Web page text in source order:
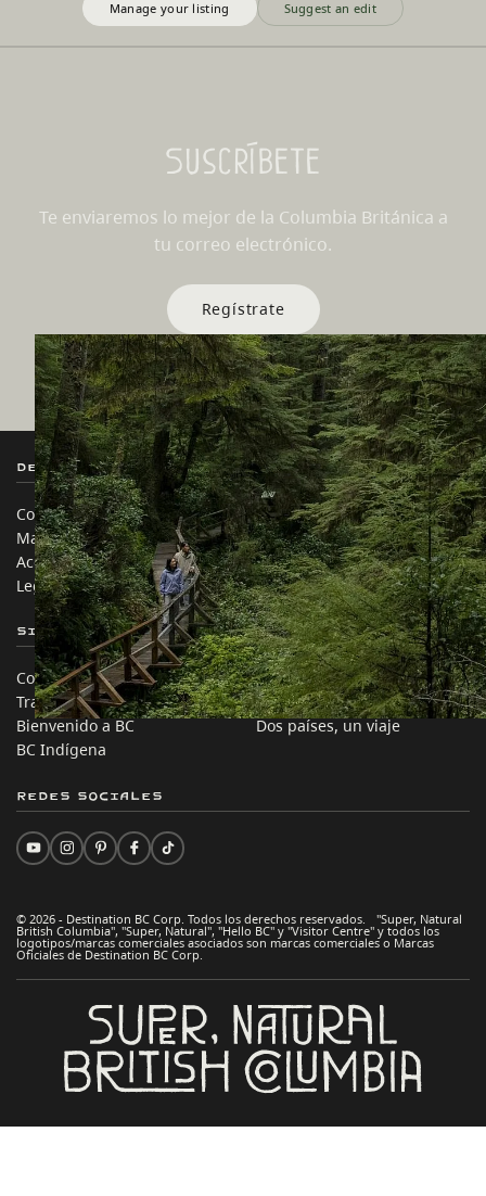
Manage your listing Suggest an edit
Suscríbete
Te enviaremos lo mejor de la Columbia Británica a
tu correo electrónico.
Regístrate
Destination BC
Contáctanos
Mapa del sitio
Acerca de
Legal y Políticas
Nuestros Sitios
Industria de Viajes
Medios
Corporativo
简体中文 – China
Sitios de Socios
Comercio e Inversión BC
Trabaja en BC
Bienvenido a BC
BC Indígena
En este sitio
Ideas de viaje
Consejos Prácticos
Dos países, un viaje
© 2026 - Destination BC Corp. Todos los derechos reservados. "Super, Natural
British Columbia", "Super, Natural", "Hello BC" y "Visitor Centre" y todos los
logotipos/marcas comerciales asociados son marcas comerciales o Marcas
Oficiales de Destination BC Corp.
Redes sociales